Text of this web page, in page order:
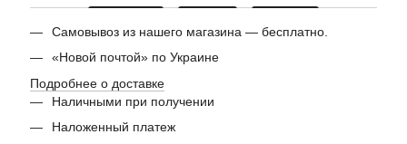
Самовывоз из нашего магазина — бесплатно.
«Новой почтой» по Украине
Подробнее о доставке
Наличными при получении
Наложенный платеж